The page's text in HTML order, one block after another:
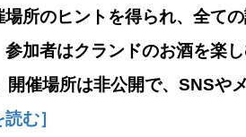
所のヒントを得られ、全て
加者はクランドのお酒を楽
催場所は非公開で、SNSや
読む］